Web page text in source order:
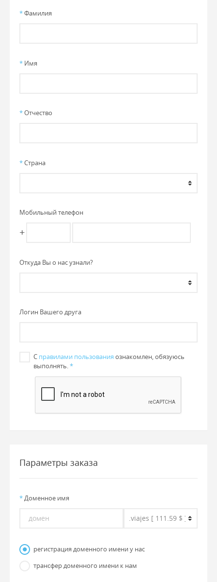
*Фамилия
* Имя
*Отчество
*Страна
Мобильный телефон
+
Откуда Вы о нас узнали?
Логин Вашего друга
С правилами пользования ознакомлен, обязуюсь
выполнять.*
Параметры заказа
*Доменное имя
регистрация доменного имени у нас
трансфер доменного имени к нам